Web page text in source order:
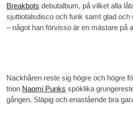
Breakbots debutalbum, på vilket alla
sjuttiotalsdisco och funk samt glad och
– något han förvisso är en mästare på
Nackhåren reste sig högre och högre
trion Naomi Punks spöklika
gången. Släpig och enastående bra